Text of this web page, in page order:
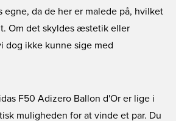
da de her er malede på, hvilket
Om det skyldes æstetik eller
dog ikke kunne sige med
F50 Adizero Ballon d'Or er lige i
muligheden for at vinde et par. Du